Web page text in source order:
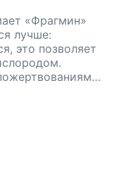
«Фрагмин»
лучше:
это позволяет
и справляться
болезнями.
рак и
наш